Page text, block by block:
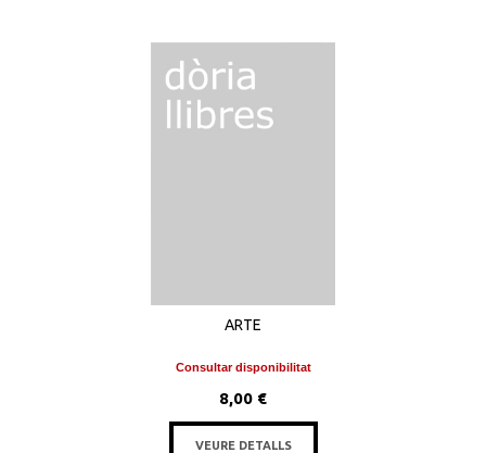
ARTE
Consultar disponibilitat
8,00 €
VEURE DETALLS